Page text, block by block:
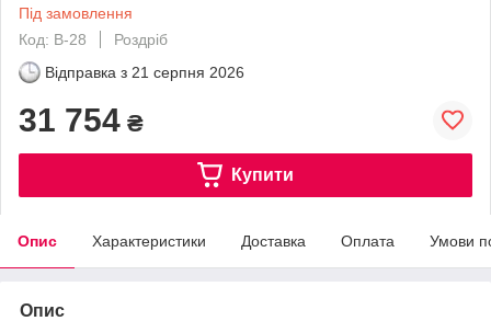
Під замовлення
Код: В-28
Роздріб
Відправка з 21 серпня 2026
31 754 ₴
Купити
Опис Характеристики Доставка Оплата Умови
Опис